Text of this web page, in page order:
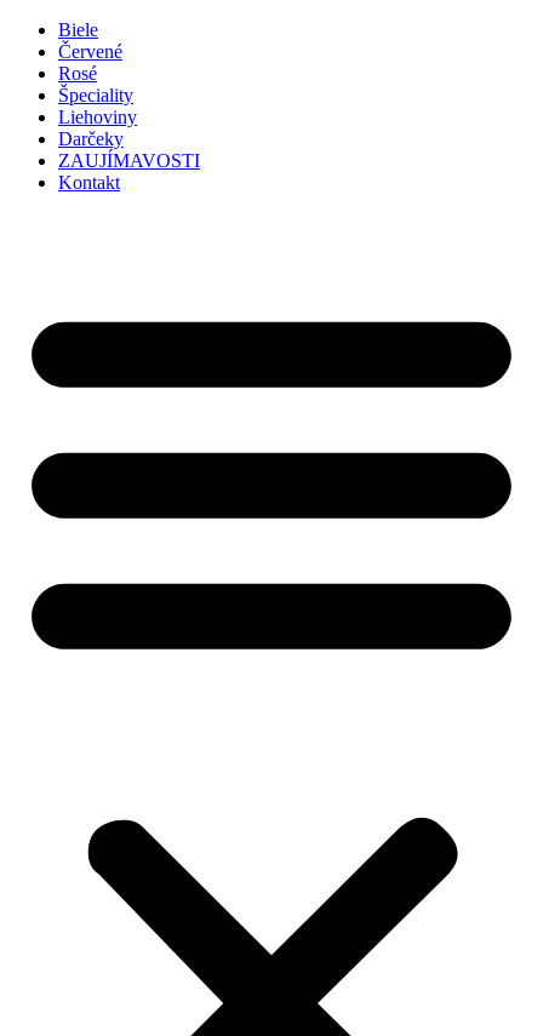
Preskočiť
obsah
Biele
Červené
Rosé
Špeciality
Liehoviny
Darčeky
ZAUJÍMAVOSTI
Kontakt